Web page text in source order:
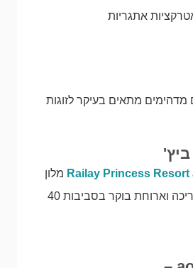
אתגריות
מדהימים מתאים בעיקר לזוגות
Railay Princess Resort מלון
3 כוכבים עם בריכה וארוחת בוקר בסביבות 40